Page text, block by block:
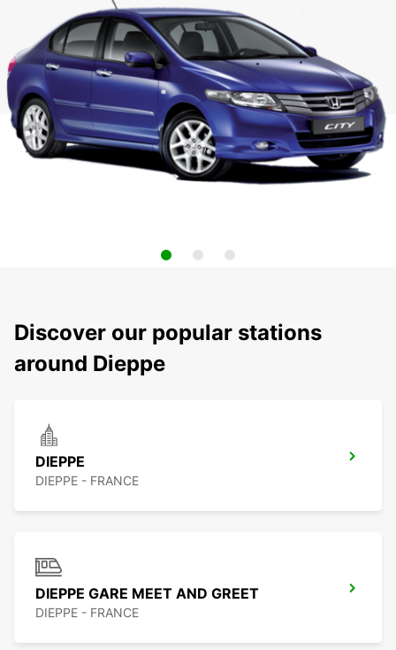
Discover our popular stations
around Dieppe
DIEPPE
DIEPPE - FRANCE
DIEPPE GARE MEET AND GREET
DIEPPE - FRANCE